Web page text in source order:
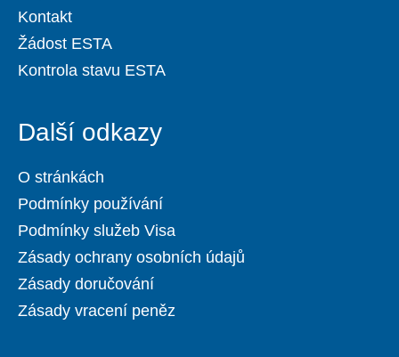
Kontakt
Žádost ESTA
Kontrola stavu ESTA
Další odkazy
O stránkách
Podmínky používání
Podmínky služeb Visa
Zásady ochrany osobních údajů
Zásady doručování
Zásady vracení peněz